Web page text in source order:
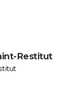
Restitut